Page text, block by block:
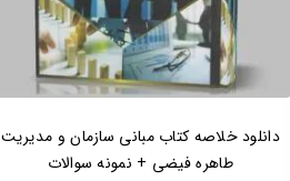
دانلود خلاصه کتاب مبانی سازمان و مدیریت
طاهره فیضی + نمونه سوالات